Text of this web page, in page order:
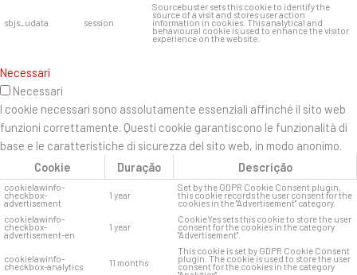
sbjs_udata session
Sourcebuster sets this cookie to identify the
source of a visit and stores user action
information in cookies. This analytical and
behavioural cookie is used to enhance the visitor
experience on the website.
Necessari
Necessari
I cookie necessari sono assolutamente essenziali affinché il sito web
funzioni correttamente. Questi cookie garantiscono le funzionalità di
base e le caratteristiche di sicurezza del sito web, in modo anonimo.
Cookie
Duração Descrição
cookielawinfo-
checkbox-
advertisement
1 year
Set by the GDPR Cookie Consent plugin,
this cookie records the user consent for the
cookies in the "Advertisement" category.
cookielawinfo-
checkbox-
advertisement-en
1 year
CookieYes sets this cookie to store the user
consent for the cookies in the category
"Advertisement".
cookielawinfo-
checkbox-analytics 11 months
This cookie is set by GDPR Cookie Consent
plugin. The cookie is used to store the user
consent for the cookies in the category